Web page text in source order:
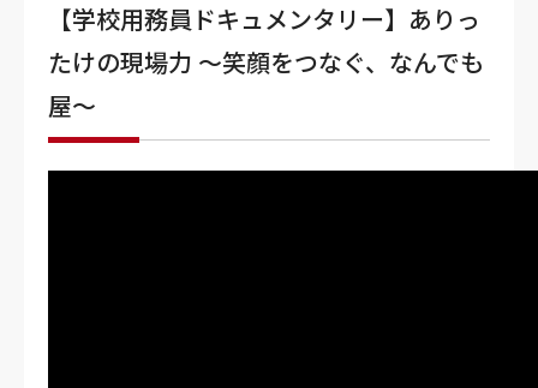
【学校用務員ドキュメンタリー】ありっ
たけの現場力 〜笑顔をつなぐ、なんでも
屋〜